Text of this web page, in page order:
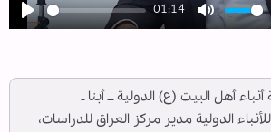
Play
01:14
Mute
أهل البيت (ع) الدولية ــ أبنا ـ
الدولية مدير مركز العراق للدراسات،